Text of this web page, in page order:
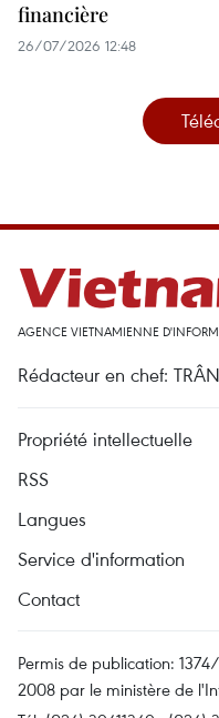
financière
26/07/2026 12:48
AGENCE VIETNAMIENNE
Rédacteur en chef:
Propriété intellectuelle
RSS
Langues
Service d'information
Contact
Permis de publication:
2008 par le ministère de